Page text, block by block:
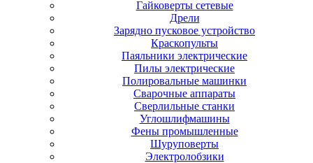
Гайковерты сетевые
Дрели
Зарядно пусковое устройство
Краскопульты
Паяльники электрические
Пилы электрические
Полировальные машинки
Сварочные аппараты
Сверлильные станки
Углошлифмашины
Фены промышленные
Шуруповерты
Электролобзики